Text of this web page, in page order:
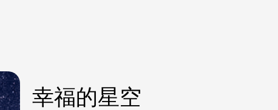
幸福的星空